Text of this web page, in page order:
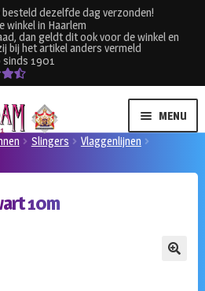
dezelfde dag verzonden!
winkel in Haarlem
dan geldt dit ook voor de winkel en
bij het artikel anders vermeld
sinds 1901
MENU
Slingers
Vlaggenlijnen
10m